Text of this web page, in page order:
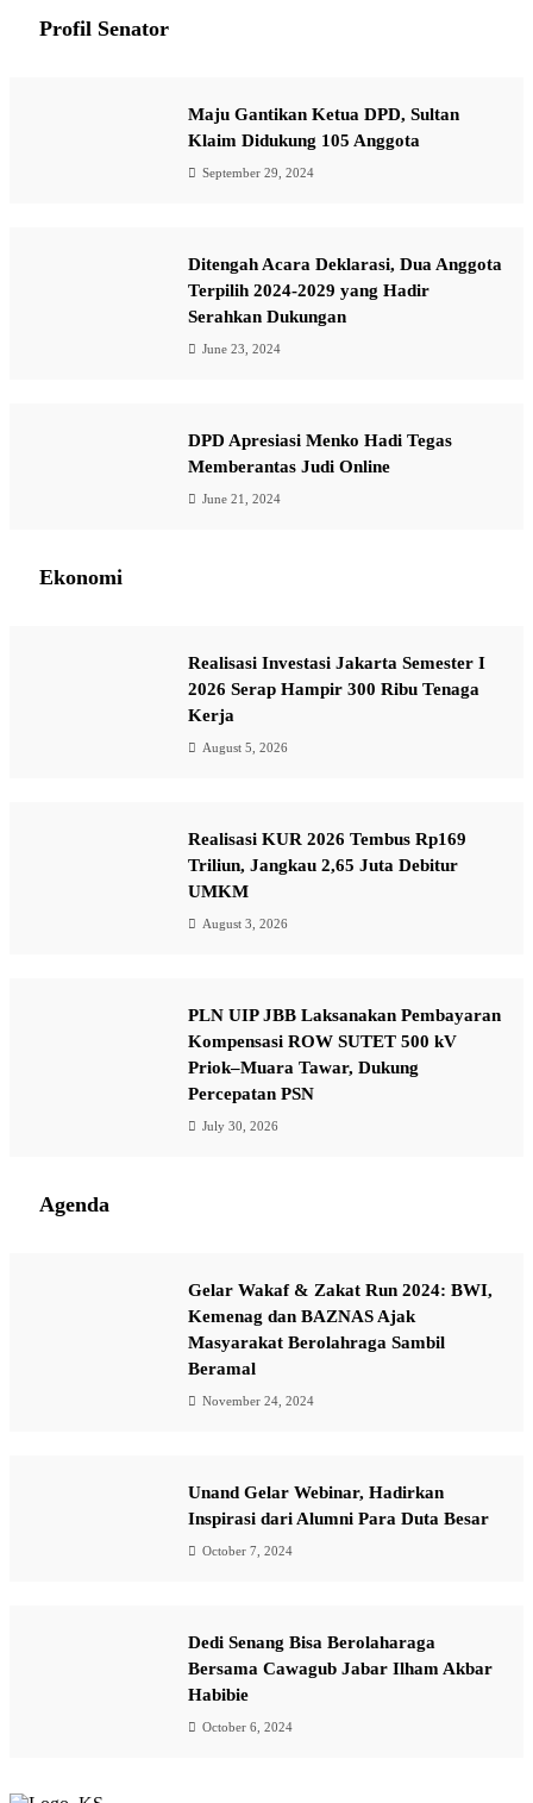
Profil Senator
Maju Gantikan Ketua DPD, Sultan
Klaim Didukung 105 Anggota
September 29, 2024
Ditengah Acara Deklarasi, Dua Anggota
Terpilih 2024-2029 yang Hadir
Serahkan Dukungan
June 23, 2024
DPD Apresiasi Menko Hadi Tegas
Memberantas Judi Online
June 21, 2024
Ekonomi
Realisasi Investasi Jakarta Semester I
2026 Serap Hampir 300 Ribu Tenaga
Kerja
August 5, 2026
Realisasi KUR 2026 Tembus Rp169
Triliun, Jangkau 2,65 Juta Debitur
UMKM
August 3, 2026
PLN UIP JBB Laksanakan Pembayaran
Kompensasi ROW SUTET 500 kV
Priok–Muara Tawar, Dukung
Percepatan PSN
July 30, 2026
Agenda
Gelar Wakaf & Zakat Run 2024: BWI,
Kemenag dan BAZNAS Ajak
Masyarakat Berolahraga Sambil
Beramal
November 24, 2024
Unand Gelar Webinar, Hadirkan
Inspirasi dari Alumni Para Duta Besar
October 7, 2024
Dedi Senang Bisa Berolaharaga
Bersama Cawagub Jabar Ilham Akbar
Habibie
October 6, 2024